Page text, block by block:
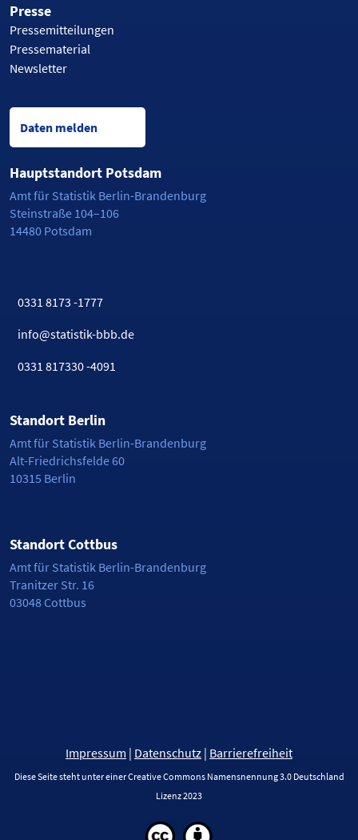
Presse
Pressemitteilungen
Pressematerial
Newsletter
Daten melden
Hauptstandort Potsdam
Amt für Statistik Berlin-Brandenburg
Steinstraße 104–106
14480 Potsdam
0331 8173 -1777
info@statistik-bbb.de
0331 817330 -4091
Standort Berlin
Amt für Statistik Berlin-Brandenburg
Alt-Friedrichsfelde 60
10315 Berlin
Standort Cottbus
Amt für Statistik Berlin-Brandenburg
Tranitzer Str. 16
03048 Cottbus
Impressum | Datenschutz | Barrierefreiheit
Diese Seite steht unter einer Creative Commons Namensnennung 3.0 Deutschland
Lizenz 2023